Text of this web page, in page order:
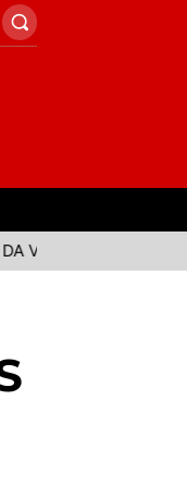
PORTUGAL